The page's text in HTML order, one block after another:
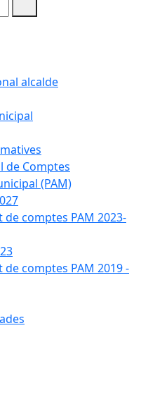
alcalde
de Comptes
(PAM)
de comptes PAM 2023-
de comptes PAM 2019 -